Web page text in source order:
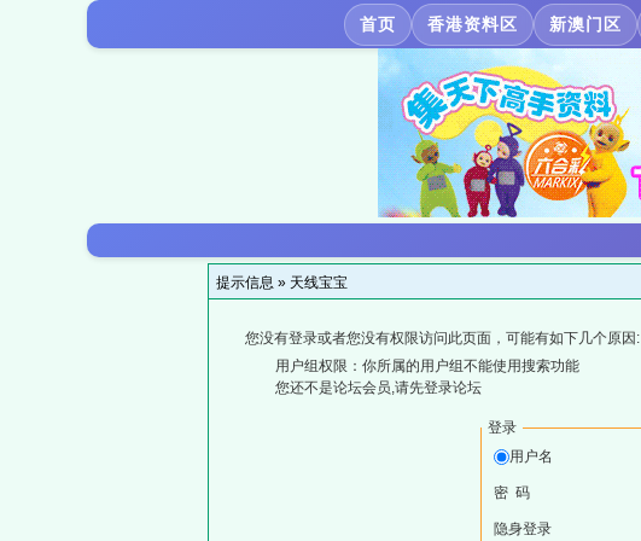
首页 香港资料区 新澳门区
提示信息 » 天线宝宝
您没有登录或者您没有权限访问此页面，可能有如下几个原因:
用户组权限：你所属的用户组不能使用搜索功能
您还不是论坛会员,请先登录论坛
登录
用户名
密 码
隐身登录